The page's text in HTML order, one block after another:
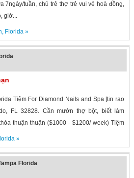
7ngày/tuần, chủ trẻ thợ trẻ vui vẻ hoà đồng,
giờ...
, Florida»
Tiệm For Diamond Nails and Spa [tin rao
FL 32828. Cần mướn thợ bột, biết làm
thuận thuận ($1000 - $1200/ week) Tiệm
»
Florida